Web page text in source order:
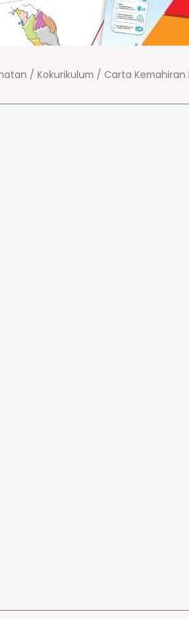
/ Kokurikulum / Carta Kemahiran